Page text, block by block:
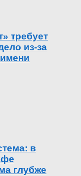
требует
из-за
в
глубже